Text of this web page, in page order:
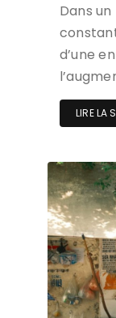
Dans
d’une
LIRE LA